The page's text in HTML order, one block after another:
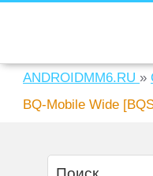
ANDROIDMM6.RU »
BQ-Mobile Wide